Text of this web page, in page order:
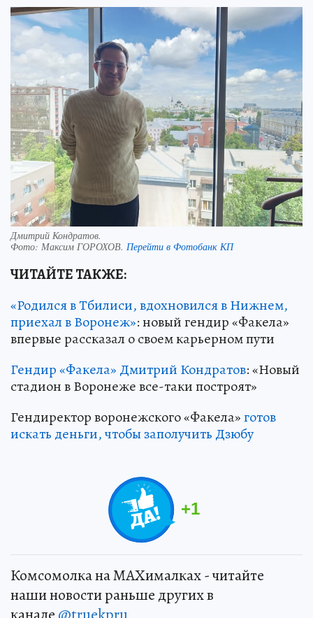
Дмитрий Кондратов.
Фото: Максим ГОРОХОВ. Перейти в Фотобанк КП
ЧИТАЙТЕ ТАКЖЕ:
«Родился в Тбилиси, вдохновился в Нижнем,
приехал в Воронеж»: новый гендир «Факела»
впервые рассказал о своем карьерном пути
Гендир «Факела» Дмитрий Кондратов: «Новый
стадион в Воронеже все-таки построят»
Гендиректор воронежского «Факела»готов
искать деньги, чтобы заполучить Дзюбу
+1
Комсомолка на MAXималках - читайте
наши новости раньше других в